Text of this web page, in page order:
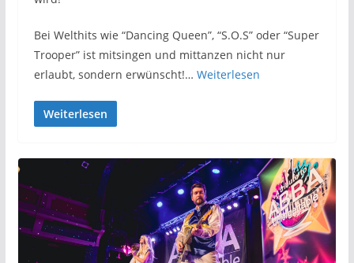
Bei Welthits wie “Dancing Queen”, “S.O.S” oder “Super
Trooper” ist mitsingen und mittanzen nicht nur
erlaubt, sondern erwünscht!… Weiterlesen
Weiterlesen